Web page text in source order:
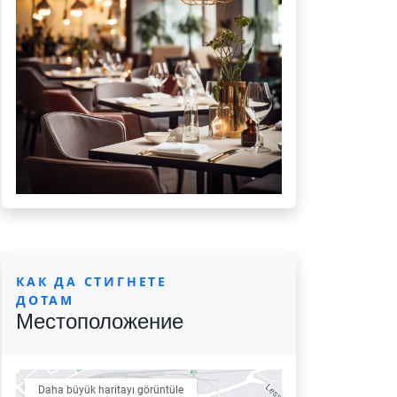
КАК ДА СТИГНЕТЕ
ДОТАМ
Местоположение